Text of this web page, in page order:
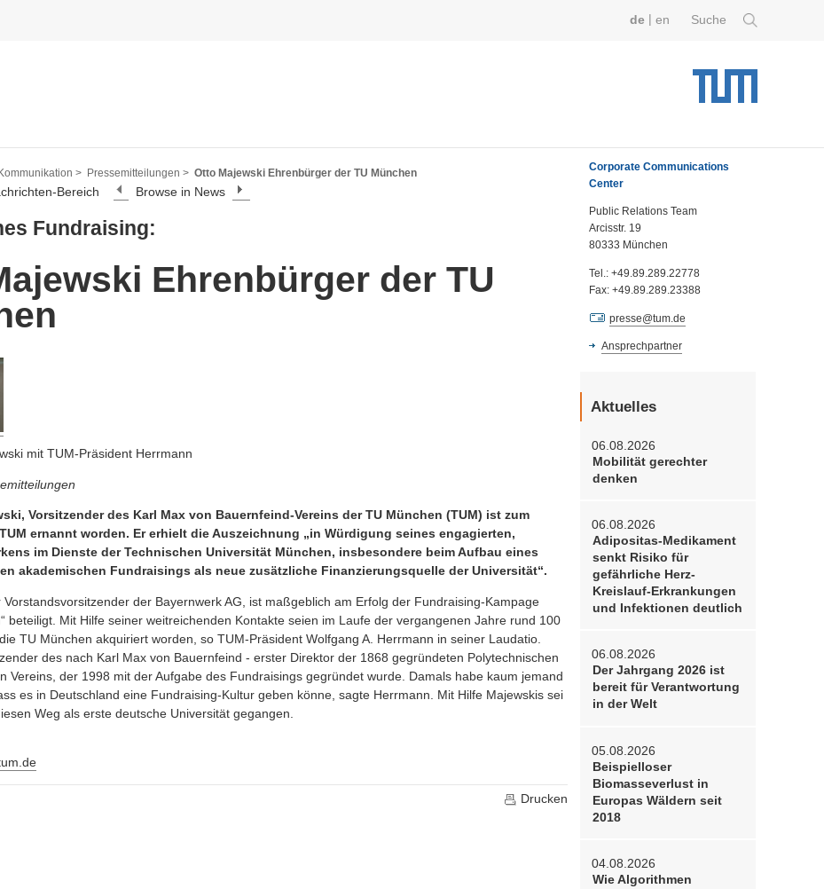
Suche
de en
> Pressemitteilungen > Otto Majewski Ehrenbürger der TU München
Bereich Browse in News
Fundraising:
Ehrenbürger der TU
mit TUM-Präsident Herrmann
Vorsitzender des Karl Max von Bauernfeind-Vereins der TU München (TUM) ist zum
ernannt worden. Er erhielt die Auszeichnung „in Würdigung seines engagierten,
im Dienste der Technischen Universität München, insbesondere beim Aufbau eines
akademischen Fundraisings als neue zusätzliche Finanzierungsquelle der Universität“.
Vorstandsvorsitzender der Bayernwerk AG, ist maßgeblich am Erfolg der Fundraising-Kampage
beteiligt. Mit Hilfe seiner weitreichenden Kontakte seien im Laufe der vergangenen Jahre rund 100
TU München akquiriert worden, so TUM-Präsident Wolfgang A. Herrmann in seiner Laudatio.
des nach Karl Max von Bauernfeind - erster Direktor der 1868 gegründeten Polytechnischen
Vereins, der 1998 mit der Aufgabe des Fundraisings gegründet wurde. Damals habe kaum jemand
es in Deutschland eine Fundraising-Kultur geben könne, sagte Herrmann. Mit Hilfe Majewskis sei
Weg als erste deutsche Universität gegangen.
Drucken
Corporate Communications
Center
Public Relations Team
Arcisstr. 19
80333 München
Tel.: +49.89.289.22778
Fax: +49.89.289.23388
presse@tum.de
Ansprechpartner
Aktuelles
06.08.2026
Mobilität gerechter
denken
06.08.2026
Adipositas-Medikament
senkt Risiko für
gefährliche Herz-
Kreislauf-Erkrankungen
und Infektionen deutlich
06.08.2026
Der Jahrgang 2026 ist
bereit für Verantwortung
in der Welt
05.08.2026
Beispielloser
Biomasseverlust in
Europas Wäldern seit
2018
04.08.2026
Wie Algorithmen